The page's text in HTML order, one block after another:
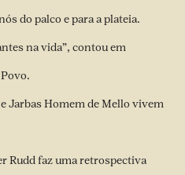
do palco e para a plateia.
na vida”, contou em
Jarbas Homem de Mello vivem
Rudd faz uma retrospectiva